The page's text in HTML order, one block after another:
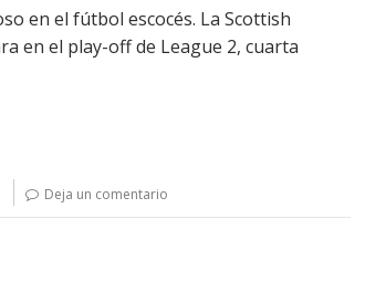
en el fútbol escocés. La Scottish
en el play-off de League 2, cuarta
Deja un comentario